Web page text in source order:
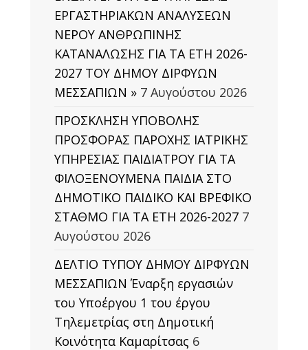
ΕΡΓΑΣΤΗΡΙΑΚΩΝ ΑΝΑΛΥΣΕΩΝ
ΝΕΡΟΥ ΑΝΘΡΩΠΙΝΗΣ
ΚΑΤΑΝΑΛΩΣΗΣ ΓΙΑ ΤΑ ΕΤΗ 2026-
2027 ΤΟΥ ΔΗΜΟΥ ΔΙΡΦΥΩΝ
ΜΕΣΣΑΠΙΩΝ » 7 Αυγούστου 2026
ΠΡΟΣΚΛΗΣΗ ΥΠΟΒΟΛΗΣ
ΠΡΟΣΦΟΡΑΣ ΠΑΡΟΧΗΣ ΙΑΤΡΙΚΗΣ
ΥΠΗΡΕΣΙΑΣ ΠΑΙΔΙΑΤΡΟΥ ΓΙΑ ΤΑ
ΦΙΛΟΞΕΝΟΥΜΕΝΑ ΠΑΙΔΙΑ ΣΤΟ
ΔΗΜΟΤΙΚΟ ΠΑΙΔΙΚΟ ΚΑΙ ΒΡΕΦΙΚΟ
ΣΤΑΘΜΟ ΓΙΑ ΤΑ ΕΤΗ 2026-2027 7
Αυγούστου 2026
ΔΕΛΤΙΟ ΤΥΠΟΥ ΔΗΜΟΥ ΔΙΡΦΥΩΝ
ΜΕΣΣΑΠΙΩΝ Έναρξη εργασιών
του Υποέργου 1 του έργου
Τηλεμετρίας στη Δημοτική
Κοινότητα Καμαρίτσας 6